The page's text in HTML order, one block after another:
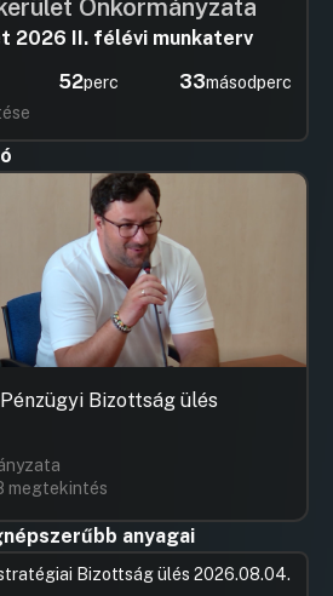
Önkormányzata
2026 II. félévi munkaterv
52perc 33másodperc
Bizottság ülés
megtekintés
anyagai
Bizottság ülés 2026.08.04.